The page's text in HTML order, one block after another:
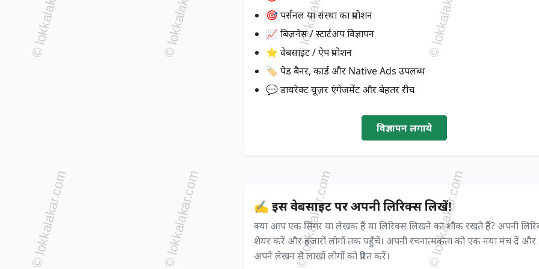
🎯 पर्सनल या संस्था का प्रमोशन
📈 बिज़नेस / स्टार्टअप विज्ञापन
⭐ वेबसाइट / ऐप प्रमोशन
🏷️ पेड बैनर, कार्ड और Native Ads उपलब्ध
💬 डायरेक्ट यूज़र एंगेजमेंट और बेहतर रीच
विज्ञापन लगाये
✍️ इस वेबसाइट पर अपनी लिरिक्स लिखें!
क्या आप एक सिंगर या लेखक हैं या लिरिक्स लिखने का शौक रखते हैं? अपनी
शेयर करें और हजारों लोगों तक पहुँचें। अपनी रचनात्मकता को एक नया मंच दें और
अपने लेखन से लाखों लोगों को प्रेरित करें।